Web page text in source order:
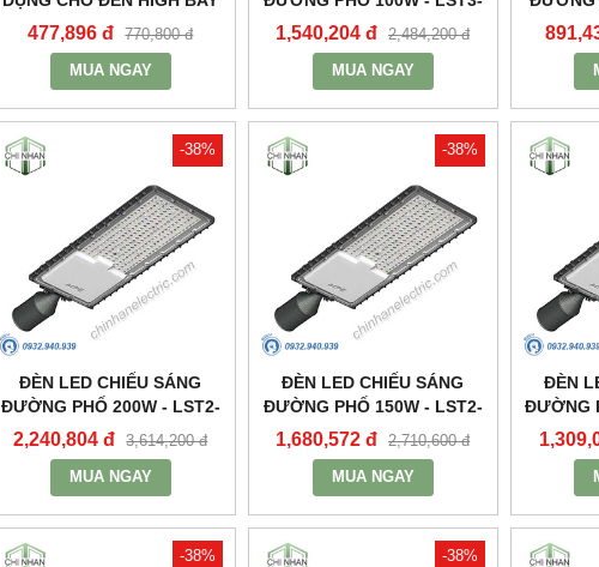
NHÀ XƯỞNG HBE2_MPE
477,896 đ 770,800 đ
MUA NGAY
100 - MPE
1,540,204 đ 2,484,200 đ
MUA NGAY
-38%
ĐÈN LED CHIẾU SÁNG
ĐƯỜNG PHỐ 200W - LST2-
200 - MPE
2,240,804 đ 3,614,200 đ
MUA NGAY
-38%
ĐÈN LED CHIẾU SÁNG
ĐƯỜNG PHỐ 150W - LST2-
150 - MPE
1,680,572 đ 2,710,600 đ
MUA NGAY
ĐÈN
ĐƯỜNG
-38% -38%